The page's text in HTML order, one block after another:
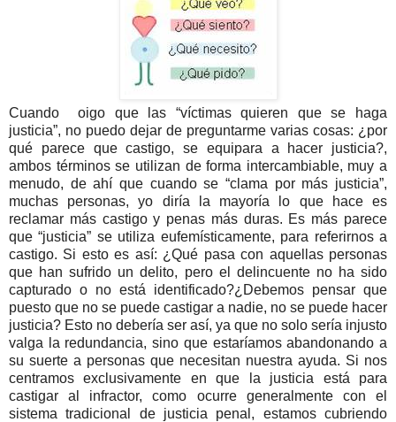
Cuando oigo que las “víctimas quieren que se haga
justicia”, no puedo dejar de preguntarme varias cosas: ¿por
qué parece que castigo, se equipara a hacer justicia?,
ambos términos se utilizan de forma intercambiable, muy a
menudo, de ahí que cuando se “clama por más justicia”,
muchas personas, yo diría la mayoría lo que hace es
reclamar más castigo y penas más duras. Es más parece
que “justicia” se utiliza eufemísticamente, para referirnos a
castigo. Si esto es así: ¿Qué pasa con aquellas personas
que han sufrido un delito, pero el delincuente no ha sido
capturado o no está identificado?¿Debemos pensar que
puesto que no se puede castigar a nadie, no se puede hacer
justicia? Esto no debería ser así, ya que no solo sería injusto
valga la redundancia, sino que estaríamos abandonando a
su suerte a personas que necesitan nuestra ayuda. Si nos
centramos exclusivamente en que la justicia está para
castigar al infractor, como ocurre generalmente con el
sistema tradicional de justicia penal, estamos cubriendo